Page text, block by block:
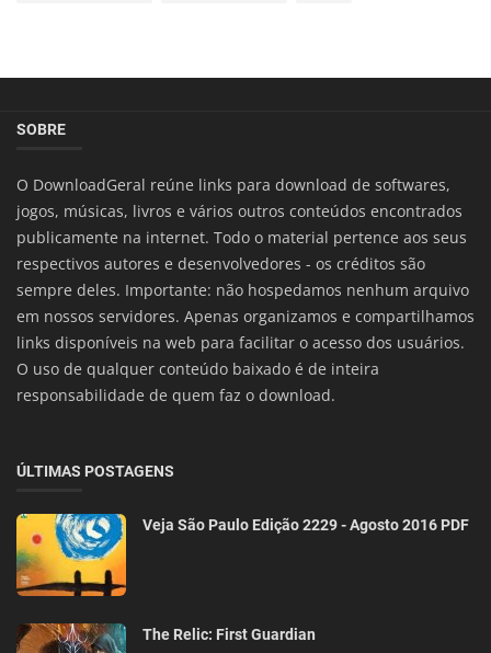
SOBRE
O DownloadGeral reúne links para download de softwares,
jogos, músicas, livros e vários outros conteúdos encontrados
publicamente na internet. Todo o material pertence aos seus
respectivos autores e desenvolvedores - os créditos são
sempre deles. Importante: não hospedamos nenhum arquivo
em nossos servidores. Apenas organizamos e compartilhamos
links disponíveis na web para facilitar o acesso dos usuários.
O uso de qualquer conteúdo baixado é de inteira
responsabilidade de quem faz o download.
ÚLTIMAS POSTAGENS
Veja São Paulo Edição 2229 - Agosto 2016 PDF
The Relic: First Guardian